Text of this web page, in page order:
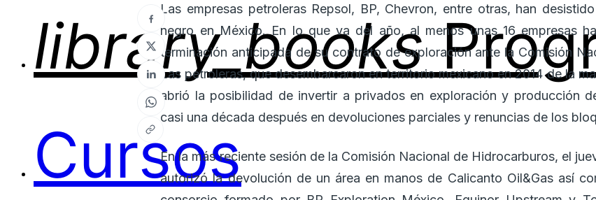
library_books
Cursos
Las empresas petroleras Repsol, BP, Chevron, entre otras, han
negro en México. En lo que va del año, al menos unas 16 empresas
terminación anticipada de su contrato de exploración ante la Comisión
Las petroleras, que desembarcaron en territorio mexicano en 2014 de la
abrió la posibilidad de invertir a privados en exploración y producción
casi una década después en devoluciones parciales y renuncias de los
En la más reciente sesión de la Comisión Nacional de Hidrocarburos, el
autorizó la devolución de un área en manos de Calicanto Oil&Gas así